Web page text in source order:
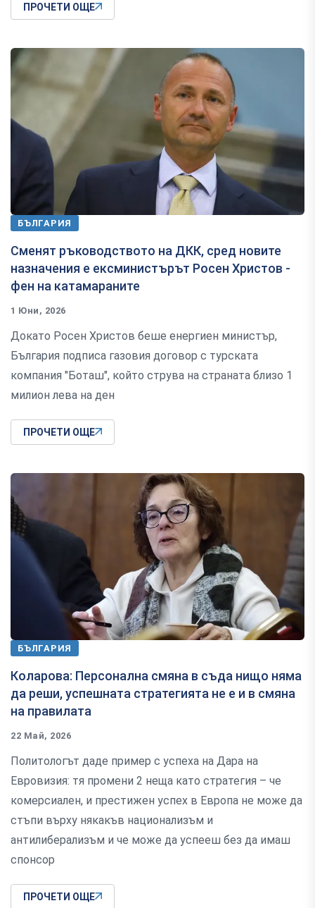
ПРОЧЕТИ ОЩЕ
БЪЛГАРИЯ
Сменят ръководството на ДКК, сред новите
назначения е ексминистърът Росен Христов -
фен на катамараните
1 Юни, 2026
Докато Росен Христов беше енергиен министър,
България подписа газовия договор с турската
компания "Боташ", който струва на страната близо 1
милион лева на ден
ПРОЧЕТИ ОЩЕ
БЪЛГАРИЯ
Коларова: Персонална смяна в съда нищо няма
да реши, успешната стратегията не е и в смяна
на правилата
22 Май, 2026
Политологът даде пример с успеха на Дара на
Евровизия: тя промени 2 неща като стратегия – че
комерсиален, и престижен успех в Европа не може да
стъпи върху някакъв национализъм и
антилиберализъм и че може да успееш без да имаш
спонсор
ПРОЧЕТИ ОЩЕ